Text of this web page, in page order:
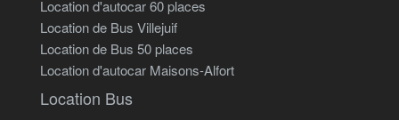
Location d'autocar 60 places
Location de Bus Villejuif
Location de Bus 50 places
Location d'autocar Maisons-Alfort
Location Bus